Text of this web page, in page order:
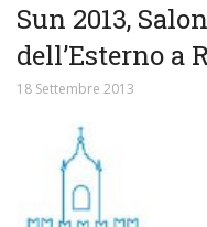
Sun 2013,
dell’Esterno a
18 Settembre 2013